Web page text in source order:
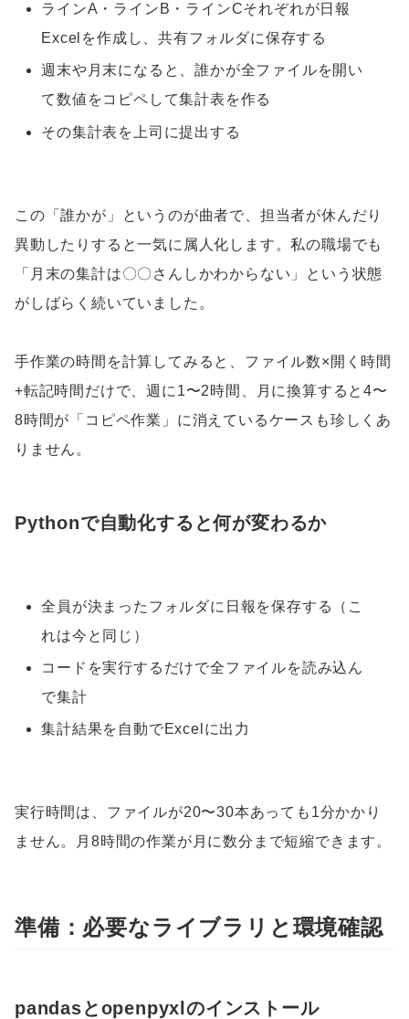
ラインA・ラインB・ラインCそれぞれが日報
Excelを作成し、共有フォルダに保存する
週末や月末になると、誰かが全ファイルを開い
て数値をコピペして集計表を作る
その集計表を上司に提出する
この「誰かが」というのが曲者で、担当者が休んだり
異動したりすると一気に属人化します。私の職場でも
「月末の集計は〇〇さんしかわからない」という状態
がしばらく続いていました。
手作業の時間を計算してみると、ファイル数×開く時間
+転記時間だけで、週に1〜2時間、月に換算すると4〜
8時間が「コピペ作業」に消えているケースも珍しくあ
りません。
Pythonで自動化すると何が変わるか
全員が決まったフォルダに日報を保存する（こ
れは今と同じ）
コードを実行するだけで全ファイルを読み込ん
で集計
集計結果を自動でExcelに出力
実行時間は、ファイルが20〜30本あっても1分かかり
ません。月8時間の作業が月に数分まで短縮できます。
準備：必要なライブラリと環境確認
pandasとopenpyxlのインストール